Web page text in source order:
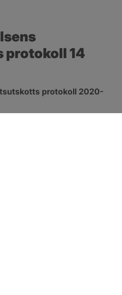
14
protokoll 2020-